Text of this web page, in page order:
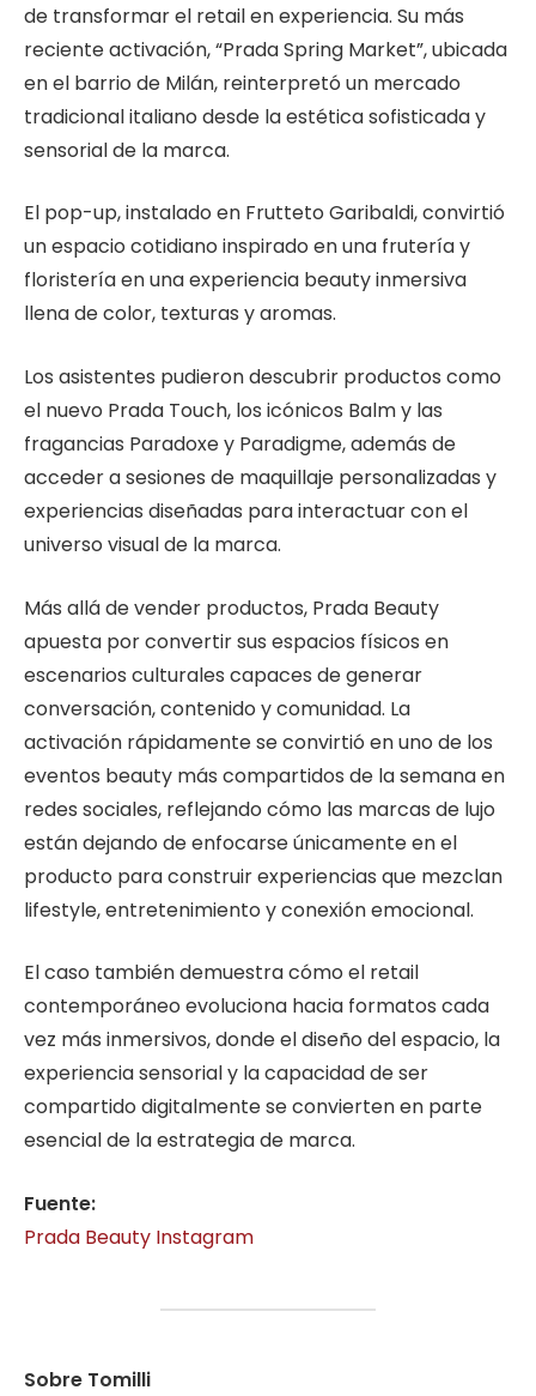
de transformar el retail en experiencia. Su más
reciente activación, “Prada Spring Market”, ubicada
en el barrio de Milán, reinterpretó un mercado
tradicional italiano desde la estética sofisticada y
sensorial de la marca.
El pop-up, instalado en Frutteto Garibaldi, convirtió
un espacio cotidiano inspirado en una frutería y
floristería en una experiencia beauty inmersiva
llena de color, texturas y aromas.
Los asistentes pudieron descubrir productos como
el nuevo Prada Touch, los icónicos Balm y las
fragancias Paradoxe y Paradigme, además de
acceder a sesiones de maquillaje personalizadas y
experiencias diseñadas para interactuar con el
universo visual de la marca.
Más allá de vender productos, Prada Beauty
apuesta por convertir sus espacios físicos en
escenarios culturales capaces de generar
conversación, contenido y comunidad. La
activación rápidamente se convirtió en uno de los
eventos beauty más compartidos de la semana en
redes sociales, reflejando cómo las marcas de lujo
están dejando de enfocarse únicamente en el
producto para construir experiencias que mezclan
lifestyle, entretenimiento y conexión emocional.
El caso también demuestra cómo el retail
contemporáneo evoluciona hacia formatos cada
vez más inmersivos, donde el diseño del espacio, la
experiencia sensorial y la capacidad de ser
compartido digitalmente se convierten en parte
esencial de la estrategia de marca.
Fuente:
Prada Beauty Instagram
Sobre Tomilli